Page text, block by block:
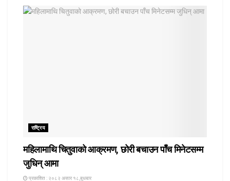
राष्ट्रिय
महिलामाथि चितुवाको आक्रमण, छोरी बचाउन पाँच मिनेटसम्म
जुधिन् आमा
प्रकाशित : २०८२ असार १८,बुधबार